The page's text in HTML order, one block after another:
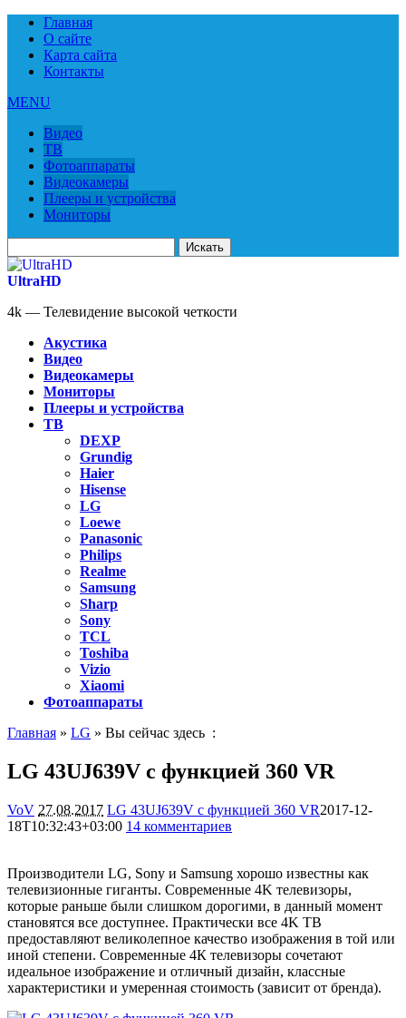
Главная
О сайте
Карта сайта
Контакты
MENU
Видео
ТВ
Фотоаппараты
Видеокамеры
Плееры и устройства
Мониторы
для:
UltraHD
4k — Телевидение высокой четкости
Акустика
Видео
Видеокамеры
Мониторы
Плееры и устройства
ТВ
DEXP
Grundig
Haier
Hisense
LG
Loewe
Panasonic
Philips
Realme
Samsung
Sharp
Sony
TCL
Toshiba
Vizio
Xiaomi
Фотоаппараты
Главная » LG » Вы сейчас здесь :
LG 43UJ639V с функцией 360 VR
VoV 27.08.2017 LG 43UJ639V с функцией 360 VR2017-12-
18T10:32:43+03:00 14 комментариев
Производители LG, Sony и Samsung хорошо известны как
телевизионные гиганты. Современные 4K телевизоры,
которые раньше были слишком дорогими, в данный момент
становятся все доступнее. Практически все 4K ТВ
предоставляют великолепное качество изображения в той или
иной степени. Современные 4К телевизоры сочетают
идеальное изображение и отличный дизайн, классные
характеристики и умеренная стоимость (зависит от бренда).